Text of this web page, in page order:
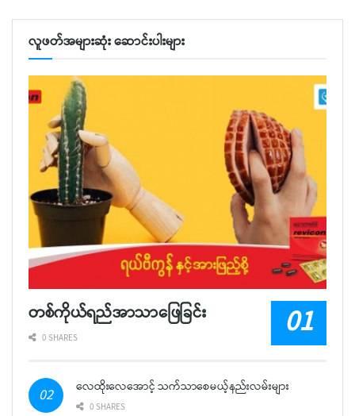
လူဖတ်အများဆုံး ဆောင်းပါးများ
တစ်ကိုယ်ရည်အာသာဖြေခြင်း
0 SHARES
လေထိုးလေအောင့် သက်သာစေမယ့်နည်းလမ်းများ
0 SHARES